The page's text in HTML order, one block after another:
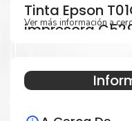
Tinta Epson
impresora
Ver más información a